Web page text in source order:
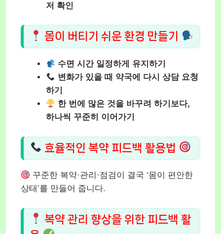
저 확인
몸이 버티기 쉬운 환경 만들기
수면 시간 일정하게 유지하기
변화가 있을 때 약국에 다시 상담 요청
하기
한 번에 많은 것을 바꾸려 하기보다,
하나씩 꾸준히 이어가기
효율적인 복약 피드백 활용법
꾸준한 복약·관리·점검이 결국 ‘몸이 편안한
상태’를 만들어 줍니다.
복약 관리 향상을 위한 피드백 활